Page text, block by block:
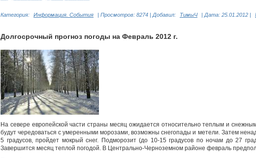
Категория: Информация. События | Просмотров: 8274 | Добавил: ТимыЧ | Дата: 25.01.2012 |
Долгосрочный прогноз погоды на Февраль 2012 г.
На севере европейской части страны месяц ожидается относительно теплым и
будут чередоваться с умеренными морозами, возможны снегопады и метели. Затем
5 градусов, пройдет мокрый снег. Подморозит (до 10-15 градусов по ночам до 27
Завершится месяц теплой погодой. В Центрально-Черноземном районе февраль